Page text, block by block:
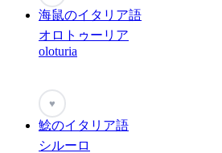
海鼠のイタリア語
オロトゥーリア
oloturia
♥
鯰のイタリア語
シルーロ